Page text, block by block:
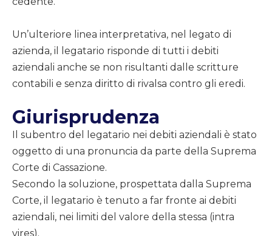
Un’ulteriore linea interpretativa, nel legato di
azienda, il legatario risponde di tutti i debiti
aziendali anche se non risultanti dalle scritture
contabili e senza diritto di rivalsa contro gli eredi.
Giurisprudenza
Il subentro del legatario nei debiti aziendali è stato
oggetto di una pronuncia da parte della Suprema
Corte di Cassazione.
Secondo la soluzione, prospettata dalla Suprema
Corte, il legatario è tenuto a far fronte ai debiti
aziendali, nei limiti del valore della stessa (intra
vires).